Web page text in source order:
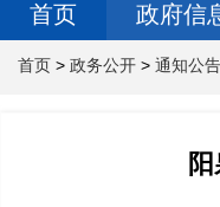
首页 政府信
首页 > 政务公开 > 通知公告